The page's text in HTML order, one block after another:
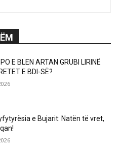
E BLEN ARTAN GRUBI LIRINË
E BDI-SË?
e Bujarit: Natën të vret,